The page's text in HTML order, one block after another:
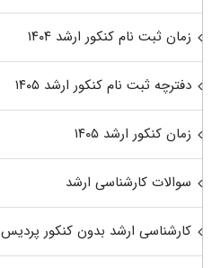
زمان ثبت نام کنکور ارشد ۱۴۰۴
دفترچه ثبت نام کنکور ارشد ۱۴۰۵
زمان کنکور ارشد ۱۴۰۵
سوالات کارشناسی ارشد
کارشناسی ارشد بدون کنکور پردیس